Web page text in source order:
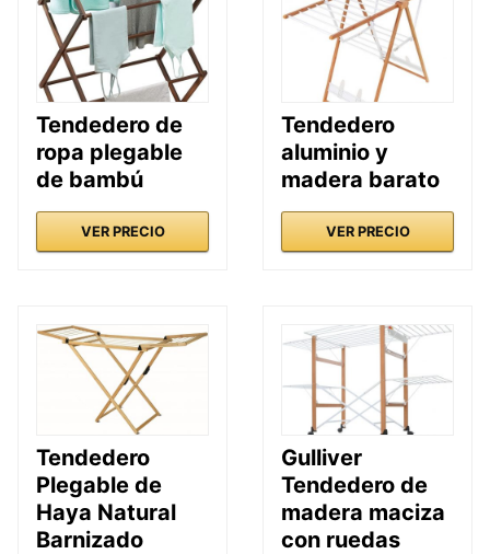
Tendedero de
ropa plegable
de bambú
VER PRECIO
Tendedero
aluminio y
madera barato
VER PRECIO
Tendedero
Plegable de
Haya Natural
Barnizado
Gulliver
Tendedero de
madera maciza
con ruedas